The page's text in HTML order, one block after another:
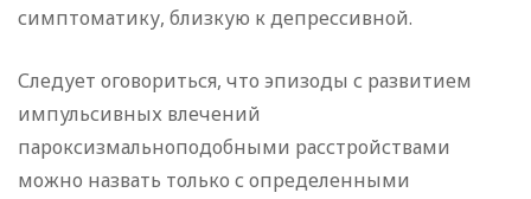
симптоматику, близкую к депрессивной.
Следует оговориться, что эпизоды с развитием
импульсивных влечений
пароксизмальноподобными расстройствами
можно назвать только с определенными